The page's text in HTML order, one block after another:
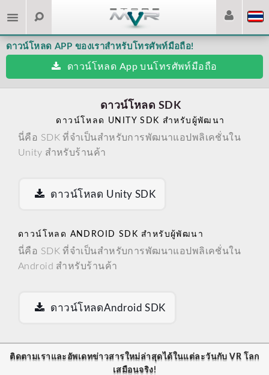
ดาวน์โหลด APP ของเราสำหรับโทรศัพท์มือถือ!
ดาวน์โหลด App บนโทรศัพท์มือถือ
ดาวน์โหลด SDK
ดาวน์โหลด UNITY SDK สำหรับผู้พัฒนา
นี่คือ SDK ที่จำเป็นสำหรับการพัฒนาแอปพลิเคชั่นใน
Unity สำหรับร้านค้า
ดาวน์โหลด Unity SDK
ดาวน์โหลด ANDROID SDK สำหรับผู้พัฒนา
นี่คือ SDK ที่จำเป็นสำหรับการพัฒนาแอปพลิเคชั่นใน
Android สำหรับร้านค้า
ดาวน์โหลดAndroid SDK
ติดตามเราและอัพเดทข่าวสารใหม่ล่าสุดได้ในแต่ละวันกับ VR โลก
เสมือนจริง!